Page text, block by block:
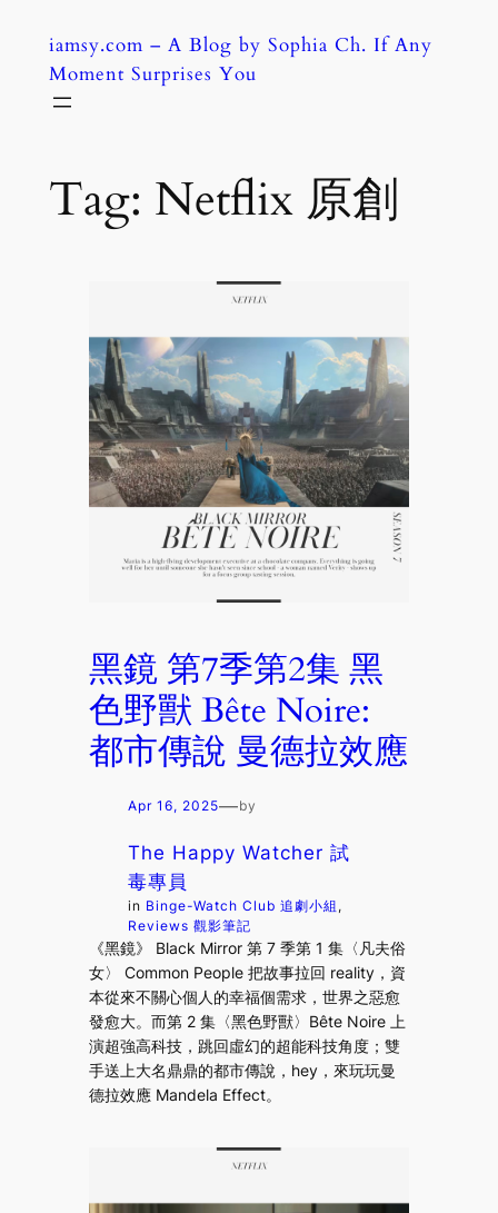
content
iamsy.com – A Blog by Sophia Ch. If Any
Moment Surprises You
Tag: Netflix 原創
黑鏡 第7季第2集 黑
色野獸 Bête Noire:
都市傳說 曼德拉效應
Apr 16, 2025—by
The Happy Watcher 試
毒專員
in Binge-Watch Club 追劇小組
Reviews 觀影筆記
《黑鏡》 Black Mirror 第 7 季第 1 集〈凡夫俗
女〉 Common People 把故事拉回 reality，資
本從來不關心個人的幸福個需求，世界之惡愈
發愈大。而第 2 集〈黑色野獸〉Bête Noire 上
演超強高科技，跳回虛幻的超能科技角度；雙
手送上大名鼎鼎的都市傳說，hey，來玩玩曼
德拉效應 Mandela Effect。